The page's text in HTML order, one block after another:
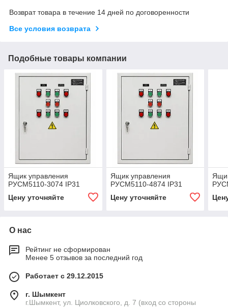
Возврат товара в течение 14 дней по договоренности
Все условия возврата
Подобные товары компании
Ящик управления
РУСМ5110-3074 IP31
Цену уточняйте
Ящик управления
РУСМ5110-4874 IP31
Цену уточняйте
О нас
Рейтинг не сформирован
Менее 5 отзывов за последний год
Работает с 29.12.2015
г. Шымкент
г.Шымкент, ул. Циолковского, д. 7 (вход со стороны